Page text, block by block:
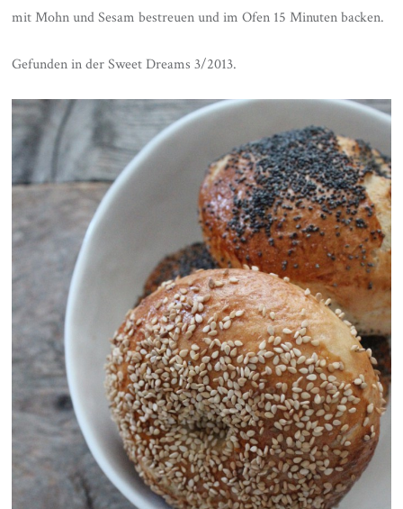
mit Mohn und Sesam bestreuen und im Ofen 15 Minuten backen.
Gefunden in der Sweet Dreams 3/2013.